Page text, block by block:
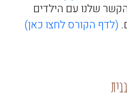
שלנו עם הילדים
(לדף הקורס לחצו כאן)